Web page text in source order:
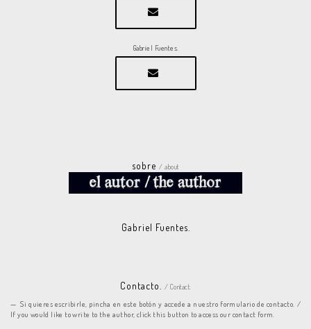
Gabriel Fuentes.
sobre/ about
Gabriel Fuentes.
Contacto. / Contact.
Si quieres escribirle, pincha en este botón y accede a nuestro formulario de contacto. /
If you would like to write to the author, click this button to access our contact form.